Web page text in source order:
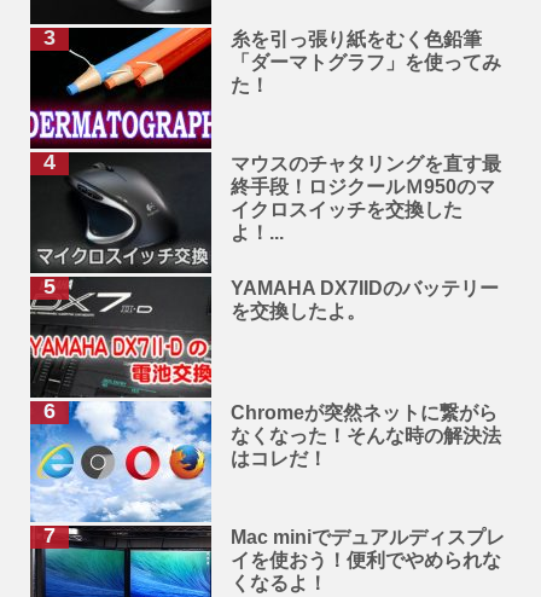
糸を引っ張り紙をむく色鉛筆
「ダーマトグラフ」を使ってみ
た！
マウスのチャタリングを直す最
終手段！ロジクールＭ950のマ
イクロスイッチを交換した
よ！...
YAMAHA DX7IIDのバッテリー
を交換したよ。
Chromeが突然ネットに繋がら
なくなった！そんな時の解決法
はコレだ！
Mac miniでデュアルディスプレ
イを使おう！便利でやめられな
くなるよ！